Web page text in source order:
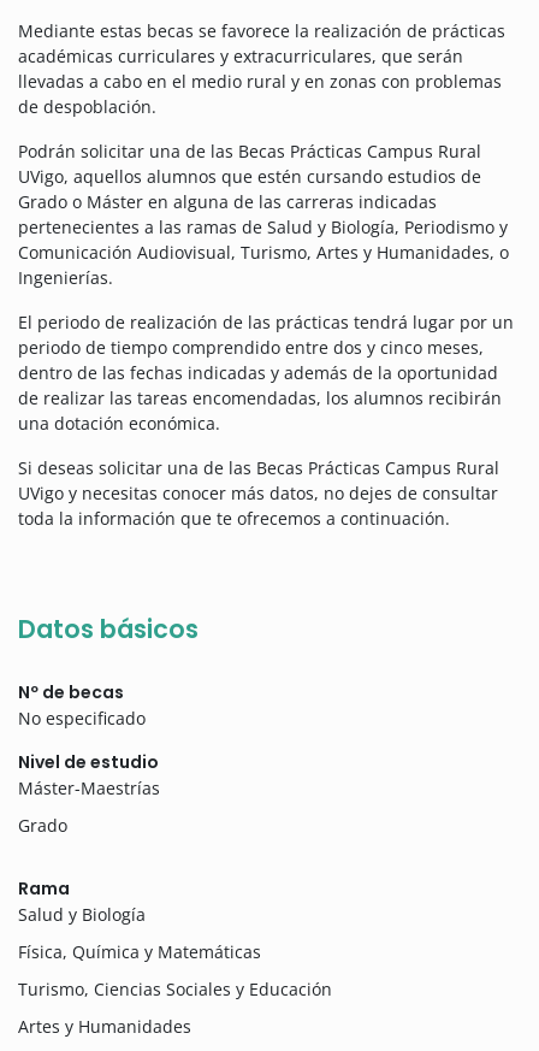
Mediante estas becas se favorece la realización de prácticas
académicas curriculares y extracurriculares, que serán
llevadas a cabo en el medio rural y en zonas con problemas
de despoblación.
Podrán solicitar una de las Becas Prácticas Campus Rural
UVigo, aquellos alumnos que estén cursando estudios de
Grado o Máster en alguna de las carreras indicadas
pertenecientes a las ramas de Salud y Biología, Periodismo y
Comunicación Audiovisual, Turismo, Artes y Humanidades, o
Ingenierías.
El periodo de realización de las prácticas tendrá lugar por un
periodo de tiempo comprendido entre dos y cinco meses,
dentro de las fechas indicadas y además de la oportunidad
de realizar las tareas encomendadas, los alumnos recibirán
una dotación económica.
Si deseas solicitar una de las Becas Prácticas Campus Rural
UVigo y necesitas conocer más datos, no dejes de consultar
toda la información que te ofrecemos a continuación.
Datos básicos
Nº de becas
No especificado
Nivel de estudio
Máster-Maestrías
Grado
Rama
Salud y Biología
Física, Química y Matemáticas
Turismo, Ciencias Sociales y Educación
Artes y Humanidades